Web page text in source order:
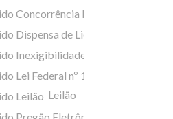
Leilão